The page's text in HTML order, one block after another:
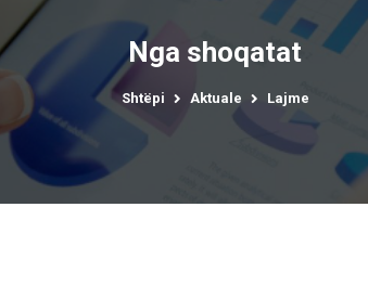
Nga shoqatat
Shtëpi Aktuale Lajme